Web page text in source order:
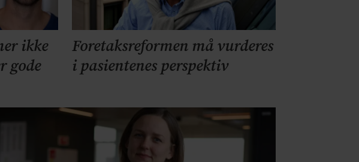
ikke
gode
Foretaksreformen må vurderes
i pasientenes perspektiv